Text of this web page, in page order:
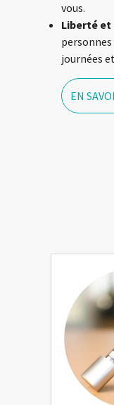
vous.
Liberté
personnes
journées
EN